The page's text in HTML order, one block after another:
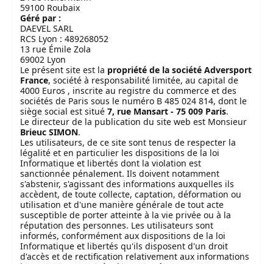
59100 Roubaix
Géré par :
DAEVEL SARL
RCS Lyon : 489268052
13 rue Émile Zola
69002 Lyon
Le présent site est la propriété de la société Adversport
France, société à responsabilité limitée, au capital de
4000 Euros , inscrite au registre du commerce et des
sociétés de Paris sous le numéro B 485 024 814, dont le
siège social est situé 7, rue Mansart - 75 009 Paris.
Le directeur de la publication du site web est Monsieur
Brieuc SIMON.
Les utilisateurs, de ce site sont tenus de respecter la
légalité et en particulier les dispositions de la loi
Informatique et libertés dont la violation est
sanctionnée pénalement. Ils doivent notamment
s'abstenir, s'agissant des informations auxquelles ils
accèdent, de toute collecte, captation, déformation ou
utilisation et d'une manière générale de tout acte
susceptible de porter atteinte à la vie privée ou à la
réputation des personnes. Les utilisateurs sont
informés, conformément aux dispositions de la loi
Informatique et libertés qu'ils disposent d'un droit
d'accès et de rectification relativement aux informations